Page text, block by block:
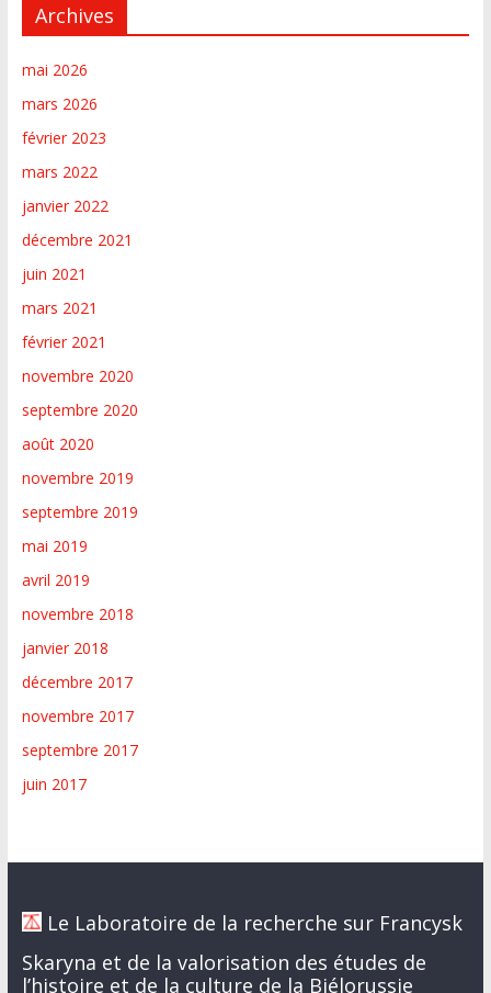
Archives
mai 2026
mars 2026
février 2023
mars 2022
janvier 2022
décembre 2021
juin 2021
mars 2021
février 2021
novembre 2020
septembre 2020
août 2020
novembre 2019
septembre 2019
mai 2019
avril 2019
novembre 2018
janvier 2018
décembre 2017
novembre 2017
septembre 2017
juin 2017
Le Laboratoire de la recherche sur Francysk
Skaryna et de la valorisation des études de
l’histoire et de la culture de la Biélorussie